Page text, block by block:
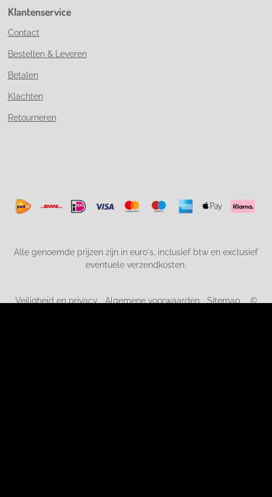
Klantenservice
Contact
Bestellen & Leveren
Betalen
Klachten
Retourneren
Alle genoemde prijzen zijn in euro's, inclusief btw en exclusief
eventuele verzendkosten.
Veiligheid en privacy Algemene voorwaarden Sitemap ©